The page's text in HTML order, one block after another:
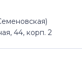
44, корп. 2